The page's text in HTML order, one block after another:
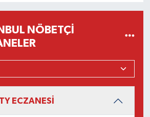
NÖBETÇI
ECZANESİ